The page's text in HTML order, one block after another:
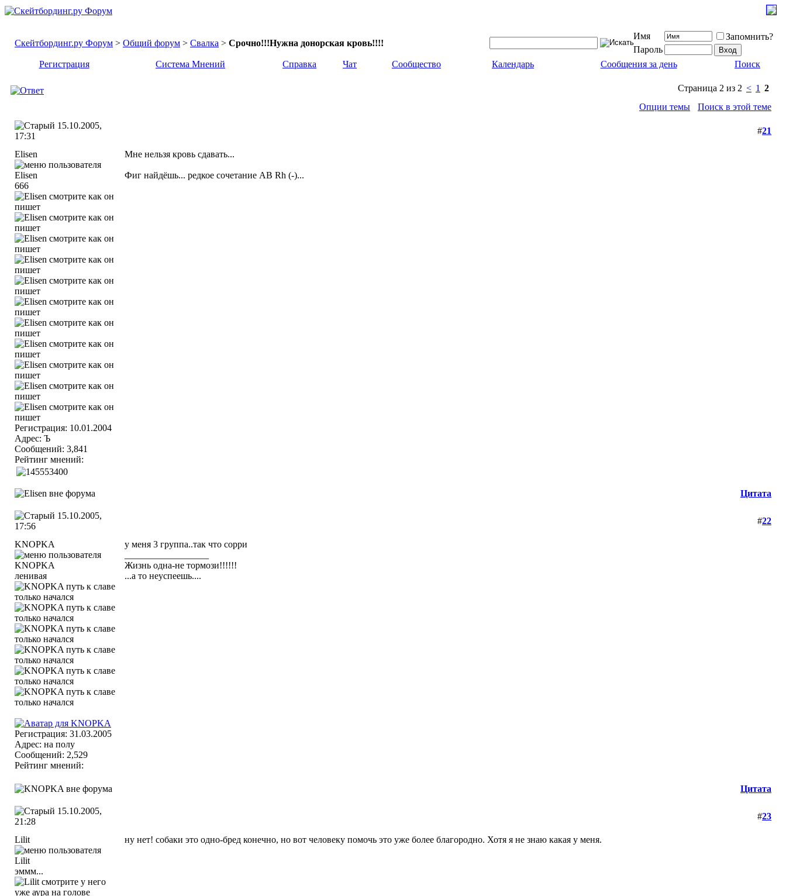
Скейтбординг.ру Форум > Общий форум > Свалка > Срочно!!!Нужна донорская кровь!!!!
Имя
Запомнить?
Пароль
Регистрация
Система Мнений Справка Чат Сообщество Календарь Сообщения за день Поиск
Страница 2 из 2 < 1 2
Опции темы
Поиск в этой теме
15.10.2005,
17:31
#21
Elisen
666
Регистрация: 10.01.2004
Адрес: Ъ
Сообщений: 3,841
Рейтинг мнений:
Мне нельзя кровь сдавать...
Фиг найдёшь... редкое сочетание АВ Rh (-)...
Цитата
15.10.2005,
17:56
#22
KNOPKA
ленивая
Регистрация: 31.03.2005
Адрес: на полу
Сообщений: 2,529
Рейтинг мнений:
у меня 3 группа..так что сорри
Жизнь одна-не тормози!!!!!!
...а то неуспеешь....
Цитата
15.10.2005,
21:28
#23
Lilit
эммм...
ну нет! собаки это одно-бред конечно, но вот человеку помочь это уже более благородно. Хотя я не знаю какая у меня.